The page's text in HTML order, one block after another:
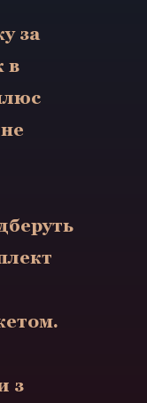
за
в
з